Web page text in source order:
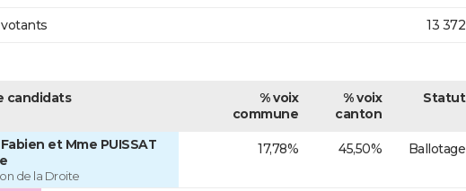
13 372
candidats
% voix
commune
% voix
canton
Statut
Fabien et Mme PUISSAT
de la Droite
17,78% 45,50% Ballotage